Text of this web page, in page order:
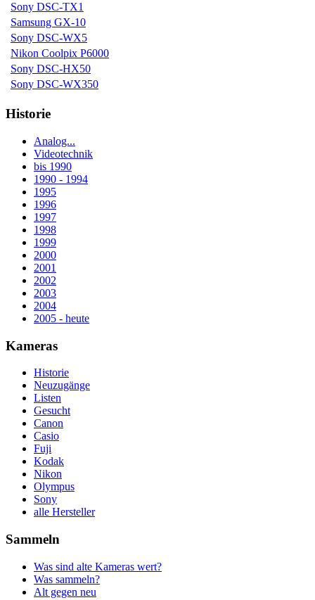
Sony DSC-TX1
Samsung GX-10
Sony DSC-WX5
Nikon Coolpix P6000
Sony DSC-HX50
Sony DSC-WX350
Historie
Analog...
Videotechnik
bis 1990
1990 - 1994
1995
1996
1997
1998
1999
2000
2001
2002
2003
2004
2005 - heute
Kameras
Historie
Neuzugänge
Listen
Gesucht
Canon
Casio
Fuji
Kodak
Nikon
Olympus
Sony
alle Hersteller
Sammeln
Was sind alte Kameras wert?
Was sammeln?
Alt gegen neu